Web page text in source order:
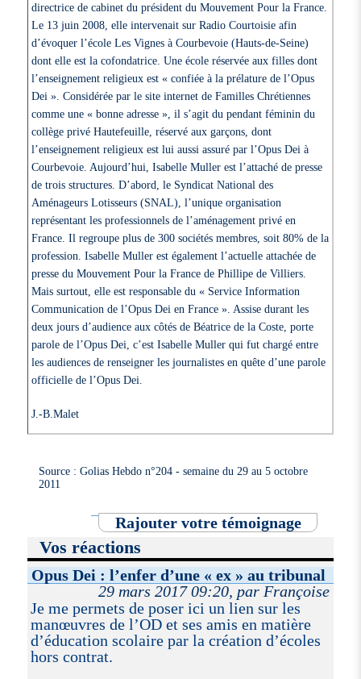
directrice de cabinet du président du Mouvement Pour la France.
Le 13 juin 2008, elle intervenait sur Radio Courtoisie afin
d’évoquer l’école Les Vignes à Courbevoie (Hauts-de-Seine)
dont elle est la cofondatrice. Une école réservée aux filles dont
l’enseignement religieux est « confiée à la prélature de l’Opus
Dei ». Considérée par le site internet de Familles Chrétiennes
comme une « bonne adresse », il s’agit du pendant féminin du
collège privé Hautefeuille, réservé aux garçons, dont
l’enseignement religieux est lui aussi assuré par l’Opus Dei à
Courbevoie. Aujourd’hui, Isabelle Muller est l’attaché de presse
de trois structures. D’abord, le Syndicat National des
Aménageurs Lotisseurs (SNAL), l’unique organisation
représentant les professionnels de l’aménagement privé en
France. Il regroupe plus de 300 sociétés membres, soit 80% de la
profession. Isabelle Muller est également l’actuelle attachée de
presse du Mouvement Pour la France de Phillipe de Villiers.
Mais surtout, elle est responsable du « Service Information
Communication de l’Opus Dei en France ». Assise durant les
deux jours d’audience aux côtés de Béatrice de la Coste, porte
parole de l’Opus Dei, c’est Isabelle Muller qui fut chargé entre
les audiences de renseigner les journalistes en quête d’une parole
officielle de l’Opus Dei.
J.-B.Malet
Source : Golias Hebdo n°204 - semaine du 29 au 5 octobre
2011
Rajouter votre témoignage
Vos réactions
Opus Dei : l’enfer d’une « ex » au tribunal
29 mars 2017 09:20, par Françoise
Je me permets de poser ici un lien sur les
manœuvres de l’OD et ses amis en matière
d’éducation scolaire par la création d’écoles
hors contrat.